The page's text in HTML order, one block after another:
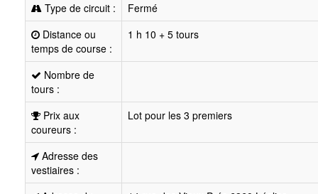
Type de circuit :
Fermé
Distance ou
temps de course :
1 h 10 + 5 tours
Nombre de
tours :
Prix aux
coureurs :
Lot pour les 3 premiers
Adresse des
vestiaires :